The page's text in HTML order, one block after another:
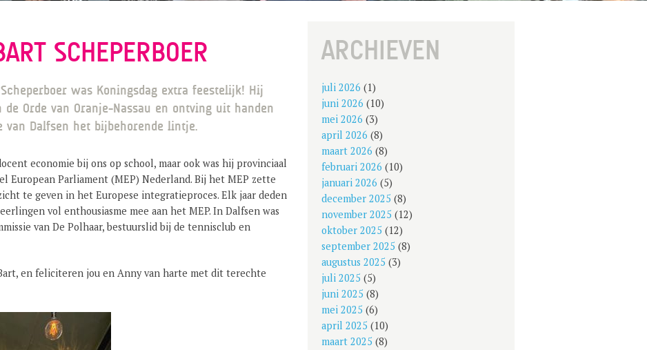
SCHEPERBOER
was Koningsdag extra feestelijk! Hij
Orde van Oranje-Nassau en ontving uit handen
van Dalfsen het bijbehorende lintje.
economie bij ons op school, maar ook was hij provinciaal
European Parliament (MEP) Nederland. Bij het MEP zette
te geven in het Europese integratieproces. Elk jaar deden
vol enthousiasme mee aan het MEP. In Dalfsen was
van De Polhaar, bestuurslid bij de tennisclub en
en feliciteren jou en Anny van harte met dit terechte
ARCHIEVEN
juli 2026 (1)
juni 2026 (10)
mei 2026 (3)
april 2026 (8)
maart 2026 (8)
februari 2026 (10)
januari 2026 (5)
december 2025 (8)
november 2025 (12)
oktober 2025 (12)
september 2025 (8)
augustus 2025 (3)
juli 2025 (5)
juni 2025 (8)
mei 2025 (6)
april 2025 (10)
maart 2025 (8)